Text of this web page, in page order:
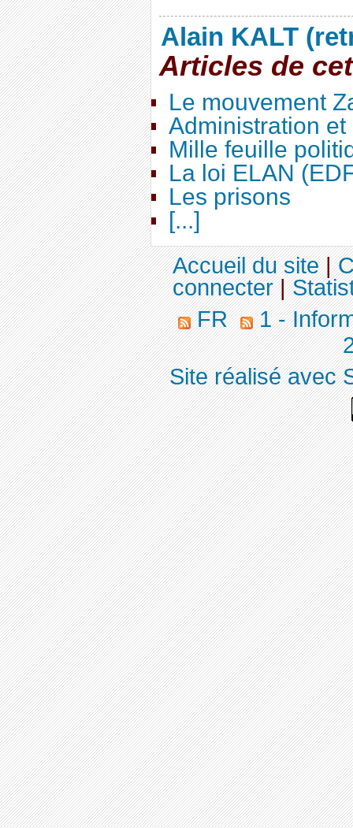
Alain KALT
Articles de
Le mouvement
Administration
Mille feuille
La loi ELAN
Les prisons
[...]
Accueil du site|
connecter|
FR
1 -
Site réalisé avec